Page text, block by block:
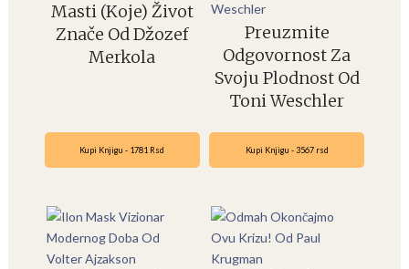
Masti (Koje) Život
Znače Od Džozef
Merkola
Preuzmite
Odgovornost Za
Svoju Plodnost Od
Toni Weschler
Kupi Knjigu - 1781 Rsd Kupi Knjigu - 3567 rsd